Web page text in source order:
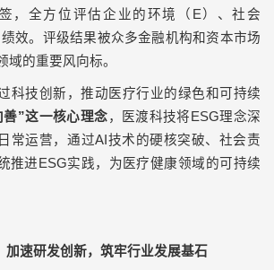
，全方位评估企业的环境（ E）、社会
绩效。评级结果被众多金融机构和资本市场
域的重要风向标。
科技创新，推动医疗行业的绿色和可持续
善”这一核心理念，医渡科技将 ESG理念深
常运营，通过AI 技术的硬核突破、社会责
推进 ESG实践，为医疗健康领域的可持续
速研发创新， 筑牢行业发展基石